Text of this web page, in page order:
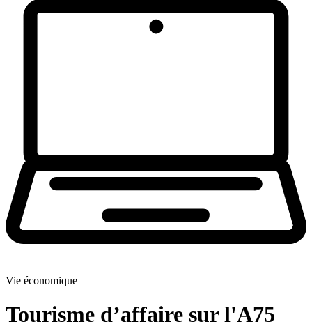
Vie économique
Tourisme d’affaire sur l'A75